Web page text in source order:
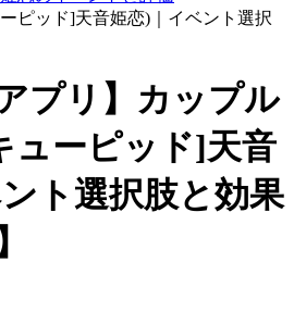
ピッド]天音姫恋)｜イベント選択
プリ】カップル
ューピッド]天音
ト選択肢と効果